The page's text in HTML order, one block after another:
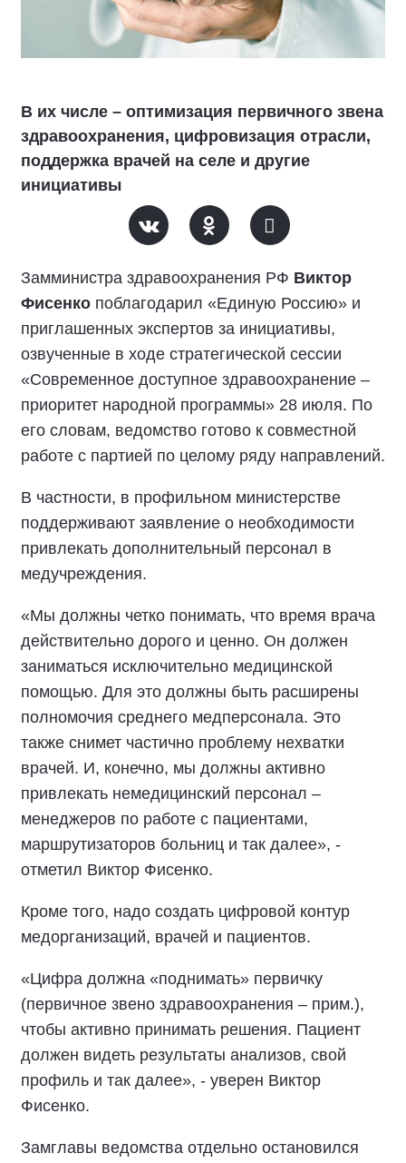
В их числе – оптимизация первичного звена
здравоохранения, цифровизация отрасли,
поддержка врачей на селе и другие
инициативы
Замминистра здравоохранения РФ Виктор
Фисенко поблагодарил «Единую Россию» и
приглашенных экспертов за инициативы,
озвученные в ходе стратегической сессии
«Современное доступное здравоохранение –
приоритет народной программы» 28 июля. По
его словам, ведомство готово к совместной
работе с партией по целому ряду направлений.
В частности, в профильном министерстве
поддерживают заявление о необходимости
привлекать дополнительный персонал в
медучреждения.
«Мы должны четко понимать, что время врача
действительно дорого и ценно. Он должен
заниматься исключительно медицинской
помощью. Для это должны быть расширены
полномочия среднего медперсонала. Это
также снимет частично проблему нехватки
врачей. И, конечно, мы должны активно
привлекать немедицинский персонал –
менеджеров по работе с пациентами,
маршрутизаторов больниц и так далее», -
отметил Виктор Фисенко.
Кроме того, надо создать цифровой контур
медорганизаций, врачей и пациентов.
«Цифра должна «поднимать» первичку
(первичное звено здравоохранения – прим.),
чтобы активно принимать решения. Пациент
должен видеть результаты анализов, свой
профиль и так далее», - уверен Виктор
Фисенко.
Замглавы ведомства отдельно остановился